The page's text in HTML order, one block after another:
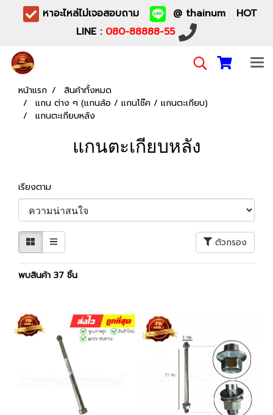
หาอะไหล่ไม่เจอสอบถาม
@ thainum HOT
LINE : 080-88888-55
หน้าแรก
สินค้าทั้งหมด
แกน ต่าง ๆ (แกนล้อ / แกนโช๊ค / แกนตะเกียบ)
แกนตะเกียบหลัง
แกนตะเกียบหลัง
เรียงตาม
ตัวกรอง
พบสินค้า 37 ชิ้น